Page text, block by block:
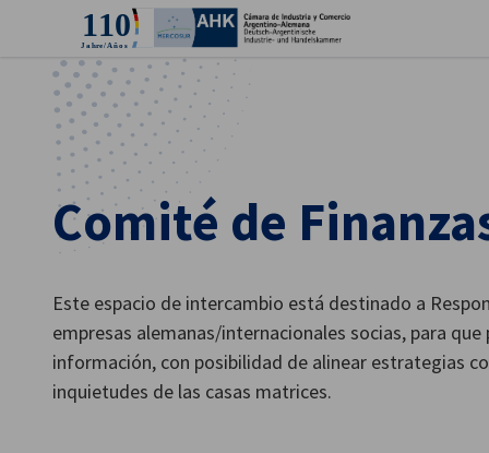
Spanish
Comité de
Este espacio de intercambio está destinado a
empresas alemanas/internacionales socias, para
información, con posibilidad de alinear estrategias
inquietudes de las casas matrices.